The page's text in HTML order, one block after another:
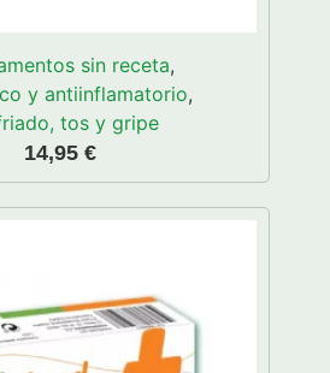
sin receta,
y antiinflamatorio,
tos y gripe
14,95 €